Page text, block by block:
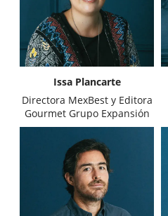
Issa Plancarte
Directora MexBest y Editora
Gourmet Grupo Expansión